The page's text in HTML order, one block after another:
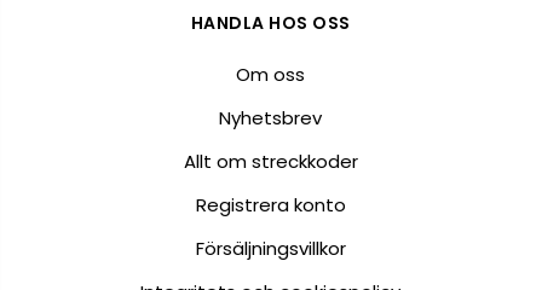
HANDLA HOS OSS
Om oss
Nyhetsbrev
Allt om streckkoder
Registrera konto
Försäljningsvillkor